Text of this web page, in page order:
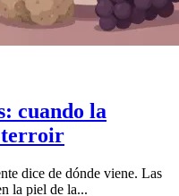
cuando la
terroir
dice de dónde viene. Las
la piel de la...